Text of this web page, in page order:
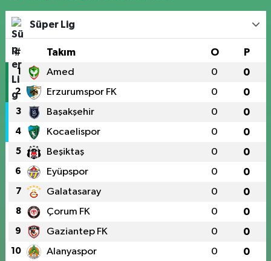
Süper Lig
# Takım O P
1 Amed 0 0
2 Erzurumspor FK 0 0
3 Başakşehir 0 0
4 Kocaelispor 0 0
5 Beşiktaş 0 0
6 Eyüpspor 0 0
7 Galatasaray 0 0
8 Çorum FK 0 0
9 Gaziantep FK 0 0
10 Alanyaspor 0 0